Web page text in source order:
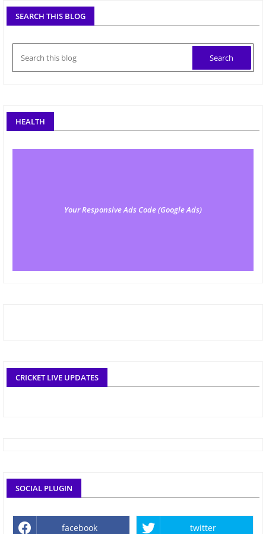
SEARCH THIS BLOG
HEALTH
Your Responsive Ads Code (Google Ads)
CRICKET LIVE UPDATES
SOCIAL PLUGIN
facebook twitter